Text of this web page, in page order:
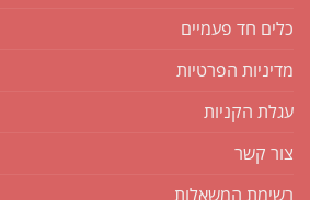
כלים חד פעמיים
מדיניות הפרטיות
עגלת הקניות
צור קשר
רשימת המשאלות